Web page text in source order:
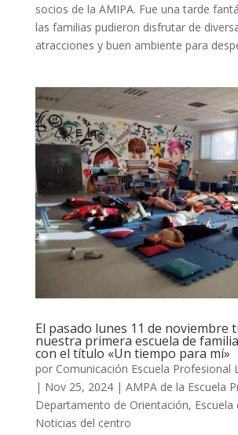
socios de la AMIPA. Fue una tarde
las familias pudieron disfrutar de
atracciones y buen ambiente para
El pasado lunes 11 de noviembre
nuestra primera escuela de
con el título «Un tiempo para mí»
por Comunicación Escuela Profesional
| Nov 25, 2024| AMPA de la Escuela
Departamento de Orientación, Escuela
Noticias del centro